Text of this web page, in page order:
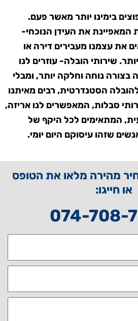
בימינו יותר מאשר פעם.
המאפיינת את העידן הנוכחי-
את עצמנו מעבירים דירה או
שירותי הובלה- עוזרים לנו
נוחה וחלקה יותר, ומבלי
הסטנדרטית, רבים מאיתנו
סבלות, המאפשרים לנו אריזה,
המתאימים לכל היקף של
שזהו עיסוקם היום יומי.
מהירה מלאו את הטופס
או חייגו:
074-708-